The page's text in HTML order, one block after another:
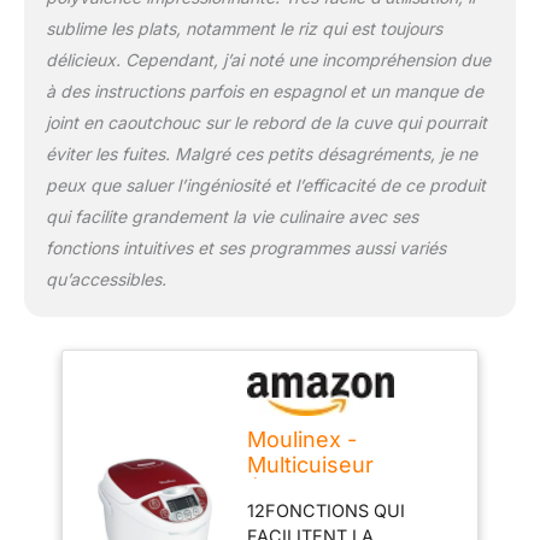
engagement de
réparabilité 15ans au
juste prix grâce à notre
réseau de
6200réparateurs dans le
monde, pour contribuer
à la protection de
l’environnement et à la
réduction des déchets
sublime les plats, notamment le riz qui est toujours
délicieux. Cependant, j’ai noté une incompréhension due
à des instructions parfois en espagnol et un manque de
joint en caoutchouc sur le rebord de la cuve qui pourrait
éviter les fuites. Malgré ces petits désagréments, je ne
peux que saluer l’ingéniosité et l’efficacité de ce produit
qui facilite grandement la vie culinaire avec ses
fonctions intuitives et ses programmes aussi variés
qu’accessibles.
Moulinex -
Multicuiseur
Fonctions et
12FONCTIONS QUI